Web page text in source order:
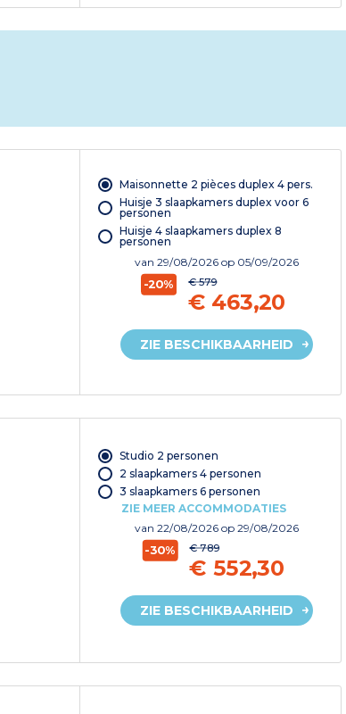
Maisonnette 2 pièces duplex 4 pers.
Huisje 3 slaapkamers duplex voor 6
personen
Huisje 4 slaapkamers duplex 8
personen
van 29/08/2026 op 05/09/2026
-20% € 579
€ 463,20
ZIE BESCHIKBAARHEID
Studio 2 personen
2 slaapkamers 4 personen
3 slaapkamers 6 personen
ZIE MEER ACCOMMODATIES
van 22/08/2026 op 29/08/2026
-30% € 789
€ 552,30
ZIE BESCHIKBAARHEID